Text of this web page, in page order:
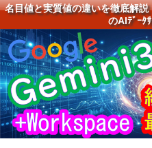
名目値と実質値の違いを徹底解
のAIﾃﾞｰﾀ